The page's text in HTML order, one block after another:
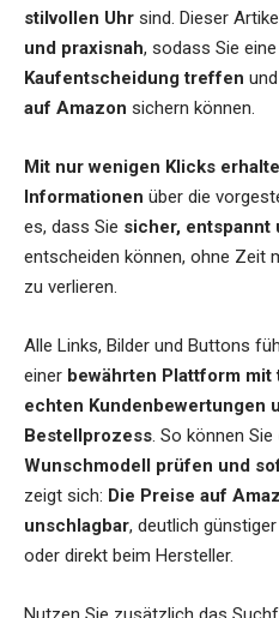
stilvollen Uhr sind. Dieser
und praxisnah, sodass Sie
Kaufentscheidung treffen
auf Amazon sichern können.
Mit nur wenigen Klicks
Informationen über die
es, dass Sie sicher,
entscheiden können, ohne Zeit
zu verlieren.
Alle Links, Bilder und Buttons
einer bewährten Plattform
echten Kundenbewertungen
Bestellprozess. So können Sie
Wunschmodell prüfen und
zeigt sich: Die Preise auf
unschlagbar, deutlich
oder direkt beim Hersteller.